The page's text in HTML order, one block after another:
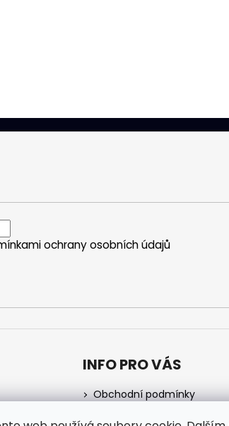
ochrany osobních údajů
INFO PRO VÁS
Obchodní podmínky